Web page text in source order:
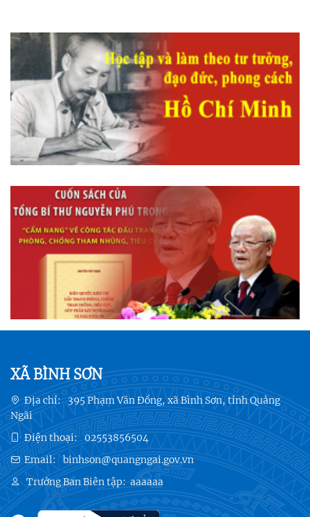
XÃ BÌNH SƠN
Địa chỉ: 395 Phạm Văn Đồng, xã Bình Sơn, tỉnh Quảng
Ngãi
Điện thoại: 02553856504
Email:
binhson@quangngai.gov.vn
Trưởng Ban Biên tập:aaaaaa